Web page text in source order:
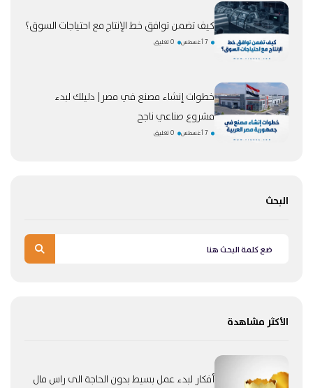
كيف تضمن توافق خط الإنتاج مع احتياجات السوق؟
7 أغسطس 0 تعليق
خطوات إنشاء مصنع في مصر| دليلك لبدء
مشروع صناعي ناجح
7 أغسطس 0 تعليق
البحث
الأكثر مشاهدة
أفكار لبدء عمل بسيط بدون الحاجة الى راس مال